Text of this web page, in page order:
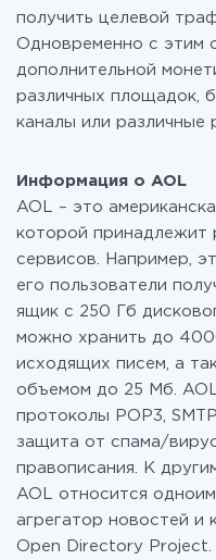
получить целевой
Одновременно с этим
дополнительной
различных площадок,
каналы или различные
Информация о AOL
AOL – это
которой принадлежит
сервисов. Например,
его пользователи
ящик с 250 Гб
можно хранить до
исходящих писем, а
объемом до 25 Мб.
протоколы POP3,
защита от спама/
правописания. К
AOL относится
агрегатор новостей и
Open Directory Project.